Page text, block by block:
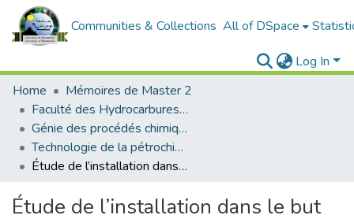
Communities & Collections All of DSpace
Log In
Home
Mémoires de Master 2
Faculté des Hydrocarbures et de la Chimie
Génie des procédés chimiques et pharmaceutiques
Technologie de la pétrochimie
Étude de l’installation dans le but d’une augmentation de la charge de "20 %" au niveau du complexe "CP1/Z"
Étude de l’installation dans le but